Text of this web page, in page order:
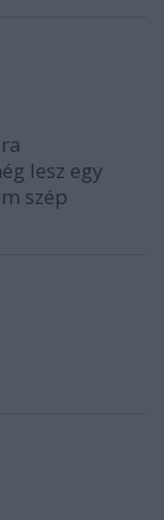
lesz egy
szép